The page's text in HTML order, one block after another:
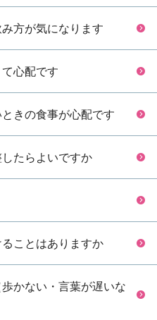
方が気になります
心配です
きの食事が心配です
たらよいですか
ことはありますか
かない・言葉が遅いな